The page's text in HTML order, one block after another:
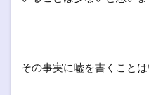
その事実に嘘を書くことは